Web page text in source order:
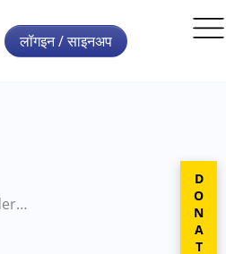
लॉगइन / साइनअप
Durga Prasad Hyderabad Behavior Therapist DONATE